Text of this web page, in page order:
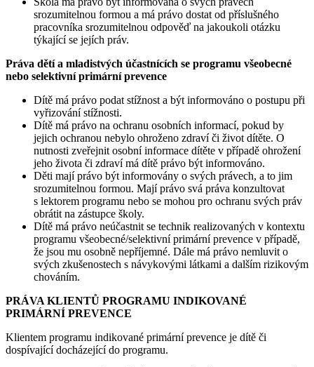
srozumitelnou formou a má právo dostat od příslušného
pracovníka srozumitelnou odpověď na jakoukoli otázku
týkající se jejích práv.
Práva dětí a mladistvých účastnících se programu všeobecné
nebo selektivní primární prevence
Dítě má právo podat stížnost a být informováno o postupu při
vyřizování stížnosti.
Dítě má právo na ochranu osobních informací, pokud by
jejich ochranou nebylo ohroženo zdraví či život dítěte. O
nutnosti zveřejnit osobní informace dítěte v případě ohrožení
jeho života či zdraví má dítě právo být informováno.
Děti mají právo být informovány o svých právech, a to jim
srozumitelnou formou. Mají právo svá práva konzultovat
s lektorem programu nebo se mohou pro ochranu svých práv
obrátit na zástupce školy.
Dítě má právo neúčastnit se technik realizovaných v kontextu
programu všeobecné/selektivní primární prevence v případě,
že jsou mu osobně nepříjemné. Dále má právo nemluvit o
svých zkušenostech s návykovými látkami a dalším rizikovým
chováním.
PRÁVA KLIENTŮ PROGRAMU INDIKOVANÉ
PRIMÁRNÍ PREVENCE
Klientem programu indikované primární prevence je dítě či
dospívající docházející do programu.